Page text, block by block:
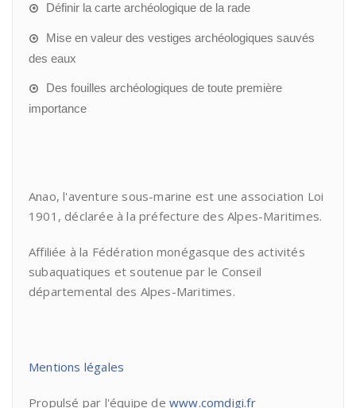
Définir la carte archéologique de la rade
Mise en valeur des vestiges archéologiques sauvés
des eaux
Des fouilles archéologiques de toute première
importance
Anao, l'aventure sous-marine est une association Loi
1901, déclarée à la préfecture des Alpes-Maritimes.
Affiliée à la Fédération monégasque des activités
subaquatiques et soutenue par le Conseil
départemental des Alpes-Maritimes.
Mentions légales
Propulsé par l'équipe de www.comdigi.fr